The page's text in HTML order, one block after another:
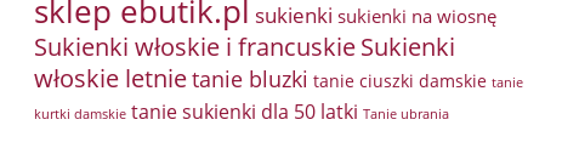
sklep ebutik.pl sukienki sukienki na wiosnę
Sukienki włoskie i francuskieSukienki
włoskie letnietanie bluzki tanie ciuszki damskie tanie
kurtki damskie tanie sukienki dla 50 latki Tanie ubrania